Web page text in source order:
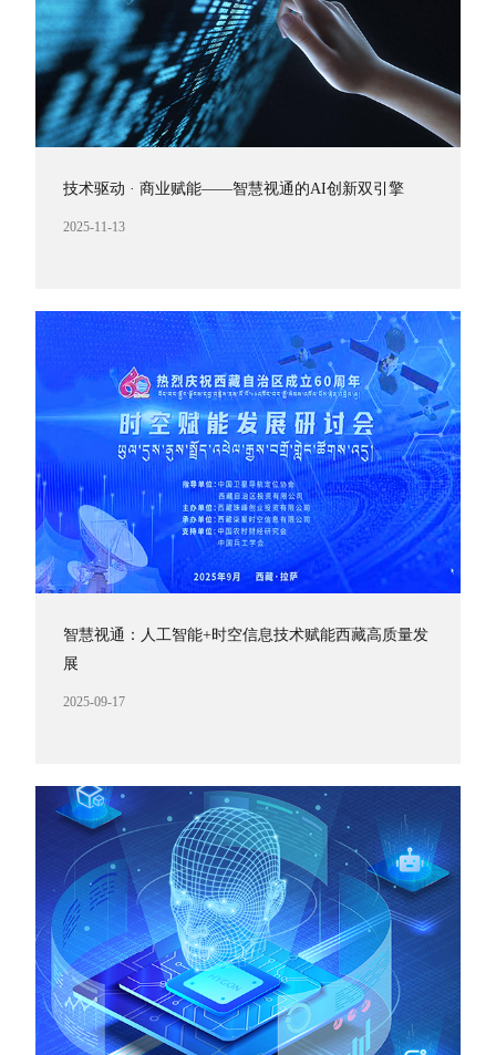
技术驱动 · 商业赋能——智慧视通的AI创新双引擎
2025-11-13
智慧视通：人工智能+时空信息技术赋能西藏高质量发
展
2025-09-17